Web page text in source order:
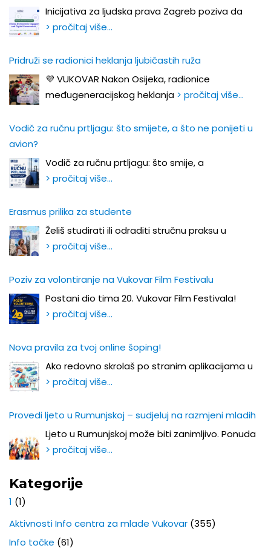
Inicijativa za ljudska prava Zagreb poziva da
> pročitaj više…
Pridruži se radionici heklanja ljubičastih ruža
💜 VUKOVAR Nakon Osijeka, radionice
međugeneracijskog heklanja > pročitaj više…
Vodič za ručnu prtljagu: što smijete, a što ne ponijeti u
avion?
Vodič za ručnu prtljagu: što smije, a
> pročitaj više…
Erasmus prilika za studente
Želiš studirati ili odraditi stručnu praksu u
> pročitaj više…
Poziv za volontiranje na Vukovar Film Festivalu
Postani dio tima 20. Vukovar Film Festivala!
> pročitaj više…
Nova pravila za tvoj online šoping!
Ako redovno skrolaš po stranim aplikacijama u
> pročitaj više…
Provedi ljeto u Rumunjskoj – sudjeluj na razmjeni mladih
Ljeto u Rumunjskoj može biti zanimljivo. Ponuda
> pročitaj više…
Kategorije
1 (1)
Aktivnosti Info centra za mlade Vukovar (355)
Info točke (61)